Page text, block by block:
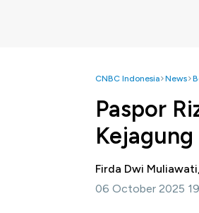
CNBC Indonesia News
Paspor
Kejagung
Firda Dwi Muliawati,
06 October 2025